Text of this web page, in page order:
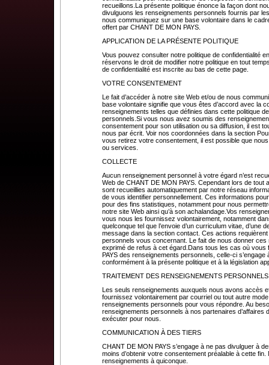
recueillons.La présente politique énonce la façon dont
divulguons les renseignements personnels fournis par
nous communiquez sur une base volontaire dans le
offert par CHANT DE MON PAYS.
APPLICATION DE LA PRÉSENTE POLITIQUE
Vous pouvez consulter notre politique de confidentialité
réservons le droit de modifier notre politique en tout
de confidentialité est inscrite au bas de cette page.
VOTRE CONSENTEMENT
Le fait d’accéder à notre site Web et/ou de nous
base volontaire signifie que vous êtes d’accord avec la
renseignements telles que définies dans cette politique
personnels.Si vous nous avez soumis des
consentement pour son utilisation ou sa diffusion, il est
nous par écrit. Voir nos coordonnées dans la section
vous retirez votre consentement, il est possible que
ou services.
COLLECTE
Aucun renseignement personnel à votre égard n’est
Web de CHANT DE MON PAYS. Cependant lors de
sont recueillies automatiquement par notre réseau
de vous identifier personnellement. Ces informations
pour des fins statistiques, notamment pour nous
notre site Web ainsi qu’à son achalandage.Vos
vous nous les fournissez volontairement, notamment
quelconque tel que l’envoie d’un curriculum vitae,
message dans la section contact. Ces actions
personnels vous concernant. Le fait de nous donner
exprimé de refus à cet égard.Dans tous les cas où
PAYS des renseignements personnels, celle-ci
conformément à la présente politique et à la législation
TRAITEMENT DES RENSEIGNEMENTS PERSONNELS
Les seuls renseignements auxquels nous avons accès
fournissez volontairement par courriel ou tout autre
renseignements personnels pour vous répondre. Au
renseignements personnels à nos partenaires
exécuter pour nous.
COMMUNICATION À DES TIERS
CHANT DE MON PAYS s’engage à ne pas divulguer à
moins d’obtenir votre consentement préalable à cette
renseignements à quiconque.